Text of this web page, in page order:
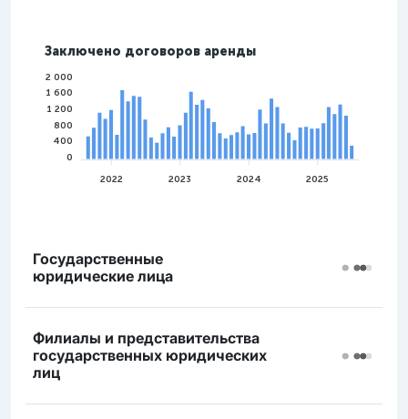
Заключено договоров аренды
2 000
1 600
1 200
800
400
0
2022
2023 2024 2025
Государственные
юридические лица
Филиалы и представительства
государственных юридических
лиц